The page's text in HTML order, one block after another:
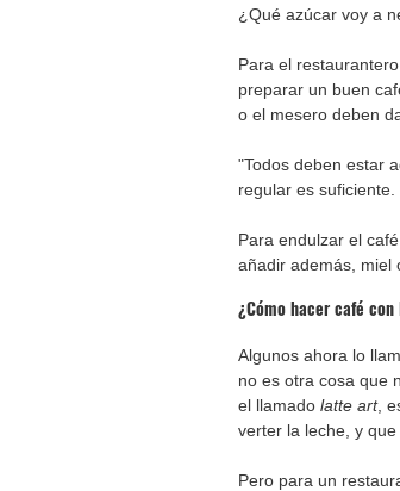
Para el
preparar un buen
o el mesero deben
"Todos deben estar
regular es
Para endulzar el
añadir además, miel
¿Cómo hacer café
Algunos ahora lo
no es otra cosa que
el llamado latte art,
verter la leche, y
Pero para un